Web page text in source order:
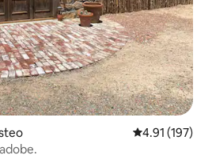
Calificación
4.91 (197)